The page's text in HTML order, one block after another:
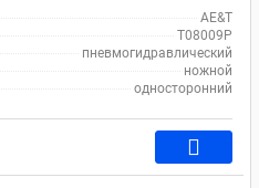
AE&T
T08009P
пневмогидравлический
ножной
односторонний